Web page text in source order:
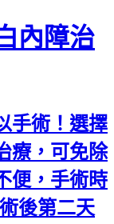
內障治
手術！選擇
療，可免除
便，手術時
後第二天